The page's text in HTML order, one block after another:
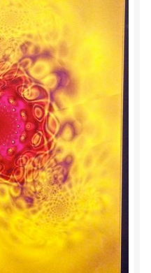
Meditatieve haiku’s